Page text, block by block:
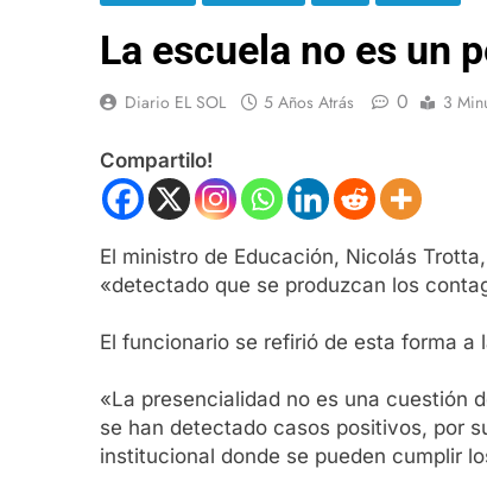
La escuela no es un
Diario EL SOL 5 Años Atrás 0 3
Compartilo!
El ministro de Educación, Nicolás
«detectado que se produzcan los
El funcionario se refirió de esta forma
«La presencialidad no es una cuestión
se han detectado casos positivos, por
institucional donde se pueden cumplir